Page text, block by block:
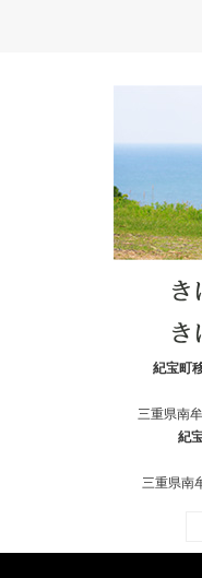
紀宝町
三重県南
紀
三重県南